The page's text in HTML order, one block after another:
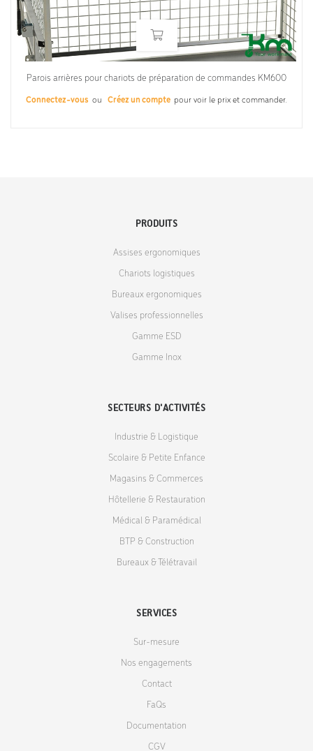
Parois arrières pour chariots de préparation de commandes KM600
Connectez-vous ou Créez un compte pour voir le prix et commander.
PRODUITS
Assises ergonomiques
Chariots logistiques
Bureaux ergonomiques
Valises professionnelles
Gamme ESD
Gamme Inox
SECTEURS D'ACTIVITÉS
Industrie & Logistique
Scolaire & Petite Enfance
Magasins & Commerces
Hôtellerie & Restauration
Médical & Paramédical
BTP & Construction
Bureaux & Télétravail
SERVICES
Sur-mesure
Nos engagements
Contact
FaQs
Documentation
CGV